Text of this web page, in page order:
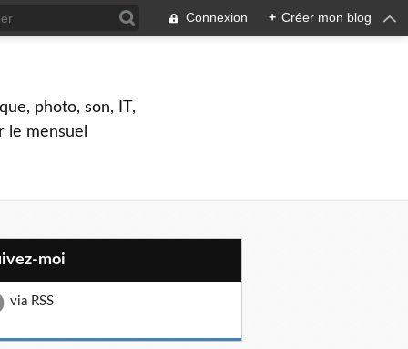
Connexion + Créer mon blog
photo, son, IT,
le mensuel
moi
via RSS